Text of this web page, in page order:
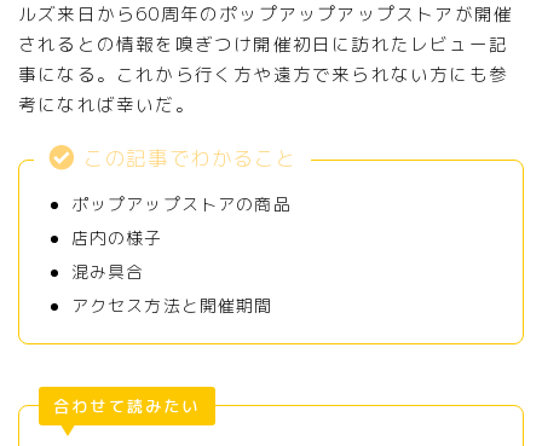
ルズ来日から60周年のポップアップアップストアが開催
されるとの情報を嗅ぎつけ開催初日に訪れたレビュー記
事になる。これから行く方や遠方で来られない方にも参
考になれば幸いだ。
この記事でわかること
ポップアップストアの商品
店内の様子
混み具合
アクセス方法と開催期間
合わせて読みたい